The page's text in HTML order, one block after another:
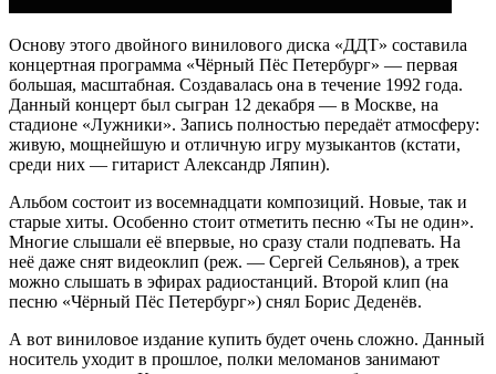
Основу этого двойного винилового диска «ДДТ» составила
концертная программа «Чёрный Пёс Петербург» — первая
большая, масштабная. Создавалась она в течение 1992 года.
Данный концерт был сыгран 12 декабря — в Москве, на
стадионе «Лужники». Запись полностью передаёт атмосферу:
живую, мощнейшую и отличную игру музыкантов (кстати,
среди них — гитарист Александр Ляпин).
Альбом состоит из восемнадцати композиций. Новые, так и
старые хиты. Особенно стоит отметить песню «Ты не один».
Многие слышали её впервые, но сразу стали подпевать. На
неё даже снят видеоклип (реж. — Сергей Сельянов), а трек
можно слышать в эфирах радиостанций. Второй клип (на
песню «Чёрный Пёс Петербург») снял Борис Деденёв.
А вот виниловое издание купить будет очень сложно. Данный
носитель уходит в прошлое, полки меломанов занимают